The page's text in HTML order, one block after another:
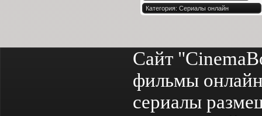
Категория: Сериалы онлайн
Сайт
фильмы
сериалы